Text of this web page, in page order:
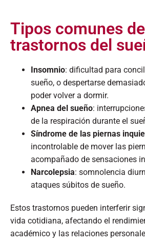
Tipos comunes de
trastornos del
Insomnio: dificultad para
sueño, o despertarse
poder volver a dormir.​
Apnea del sueño:
de la respiración durante el
Síndrome de las piernas
incontrolable de mover las
acompañado de sensaciones
Narcolepsia: somnolencia
ataques súbitos de sueño.​
Estos trastornos pueden interferir
vida cotidiana, afectando el
académico y las relaciones